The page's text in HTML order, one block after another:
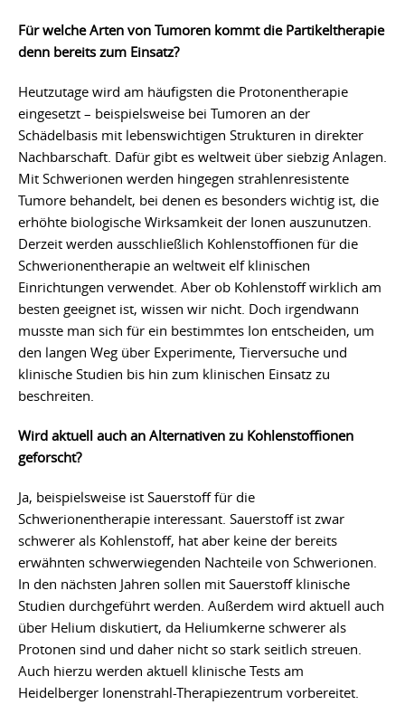
Für welche Arten von Tumoren kommt die Partikeltherapie
denn bereits zum Einsatz?
Heutzutage wird am häufigsten die Protonentherapie
eingesetzt – beispielsweise bei Tumoren an der
Schädelbasis mit lebenswichtigen Strukturen in direkter
Nachbarschaft. Dafür gibt es weltweit über siebzig Anlagen.
Mit Schwerionen werden hingegen strahlenresistente
Tumore behandelt, bei denen es besonders wichtig ist, die
erhöhte biologische Wirksamkeit der Ionen auszunutzen.
Derzeit werden ausschließlich Kohlenstoffionen für die
Schwerionentherapie an weltweit elf klinischen
Einrichtungen verwendet. Aber ob Kohlenstoff wirklich am
besten geeignet ist, wissen wir nicht. Doch irgendwann
musste man sich für ein bestimmtes Ion entscheiden, um
den langen Weg über Experimente, Tierversuche und
klinische Studien bis hin zum klinischen Einsatz zu
beschreiten.
Wird aktuell auch an Alternativen zu Kohlenstoffionen
geforscht?
Ja, beispielsweise ist Sauerstoff für die
Schwerionentherapie interessant. Sauerstoff ist zwar
schwerer als Kohlenstoff, hat aber keine der bereits
erwähnten schwerwiegenden Nachteile von Schwerionen.
In den nächsten Jahren sollen mit Sauerstoff klinische
Studien durchgeführt werden. Außerdem wird aktuell auch
über Helium diskutiert, da Heliumkerne schwerer als
Protonen sind und daher nicht so stark seitlich streuen.
Auch hierzu werden aktuell klinische Tests am
Heidelberger Ionenstrahl-Therapiezentrum vorbereitet.